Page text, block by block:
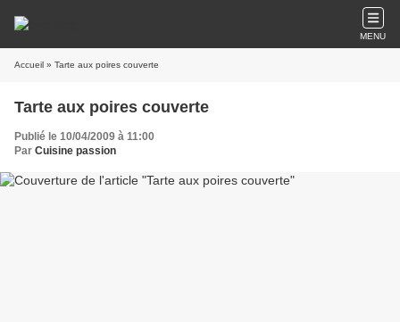
MENU
Accueil » Tarte aux poires couverte
Tarte aux poires couverte
Publié le 10/04/2009 à 11:00
Par Cuisine passion